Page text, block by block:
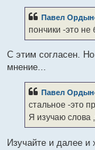
Павел
пончики -это не
С этим согласен.
мнение...
Павел
стальное -это
Я изучаю слова
Изучайте и далее и